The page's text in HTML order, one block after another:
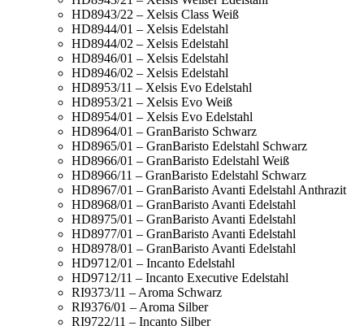
HD8943/22 – Xelsis Class Weiß
HD8944/01 – Xelsis Edelstahl
HD8944/02 – Xelsis Edelstahl
HD8946/01 – Xelsis Edelstahl
HD8946/02 – Xelsis Edelstahl
HD8953/11 – Xelsis Evo Edelstahl
HD8953/21 – Xelsis Evo Weiß
HD8954/01 – Xelsis Evo Edelstahl
HD8964/01 – GranBaristo Schwarz
HD8965/01 – GranBaristo Edelstahl Schwarz
HD8966/01 – GranBaristo Edelstahl Weiß
HD8966/11 – GranBaristo Edelstahl Schwarz
HD8967/01 – GranBaristo Avanti Edelstahl Anthrazit
HD8968/01 – GranBaristo Avanti Edelstahl
HD8975/01 – GranBaristo Avanti Edelstahl
HD8977/01 – GranBaristo Avanti Edelstahl
HD8978/01 – GranBaristo Avanti Edelstahl
HD9712/01 – Incanto Edelstahl
HD9712/11 – Incanto Executive Edelstahl
RI9373/11 – Aroma Schwarz
RI9376/01 – Aroma Silber
RI9722/11 – Incanto Silber